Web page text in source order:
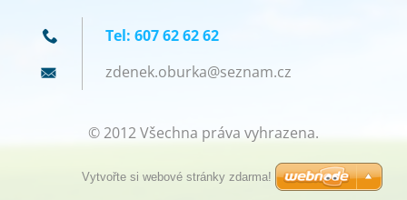
Tel: 607 62 62 62
zdenek.oburka@seznam.cz
© 2012 Všechna práva vyhrazena.
Vytvořte si webové stránky zdarma!